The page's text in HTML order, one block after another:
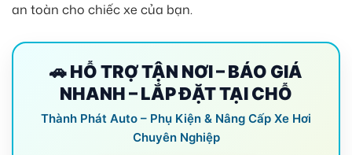
an toàn cho chiếc xe của bạn.
🚗 HỖ TRỢ TẬN NƠI – BÁO GIÁ
NHANH – LẮP ĐẶT TẠI CHỖ
Thành Phát Auto – Phụ Kiện & Nâng Cấp Xe Hơi
Chuyên Nghiệp